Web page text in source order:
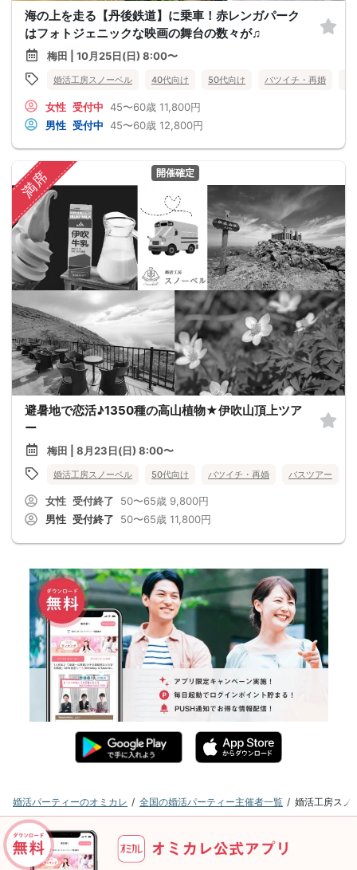
海の上を走る【丹後鉄道】に乗車！赤レンガパーク
はフォトジェニックな映画の舞台の数々が♫
梅田 | 10月25日(日) 8:00〜
婚活工房スノーベル 40代向け 50代向け バツイチ・再婚
女性 受付中 45〜60歳 11,800円
男性 受付中 45〜60歳 12,800円
満席 開催確定
避暑地で恋活♪1350種の高山植物★伊吹山頂上ツア
ー
梅田 | 8月23日(日) 8:00〜
婚活工房スノーベル 50代向け バツイチ・再婚 バスツアー
女性 受付終了 50〜65歳 9,800円
男性 受付終了 50〜65歳 11,800円
婚活パーティーのオミカレ 全国の婚活パーティー主催者一覧 婚活工房スノ